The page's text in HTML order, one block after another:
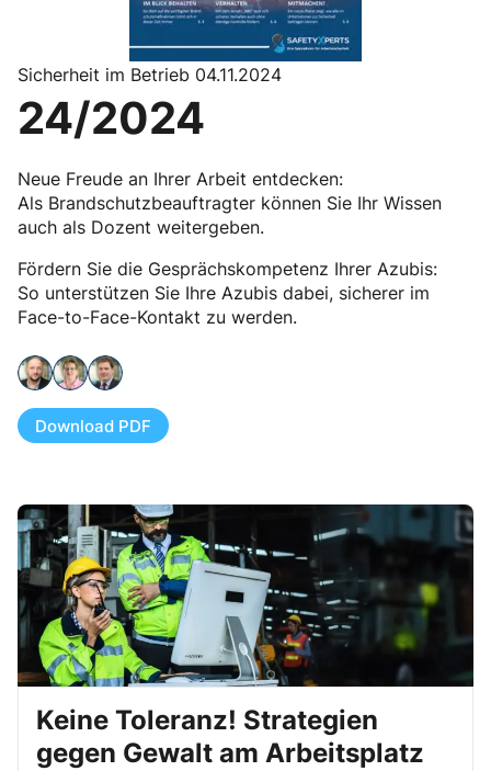
Sicherheit im Betrieb 04.11.2024
24/2024
Neue Freude an Ihrer Arbeit entdecken:
Als Brandschutzbeauftragter können Sie Ihr Wissen
auch als Dozent weitergeben.
Fördern Sie die Gesprächskompetenz Ihrer Azubis:
So unterstützen Sie Ihre Azubis dabei, sicherer im
Face-to-Face-Kontakt zu werden.
Download PDF
Keine Toleranz! Strategien
gegen Gewalt am Arbeitsplatz